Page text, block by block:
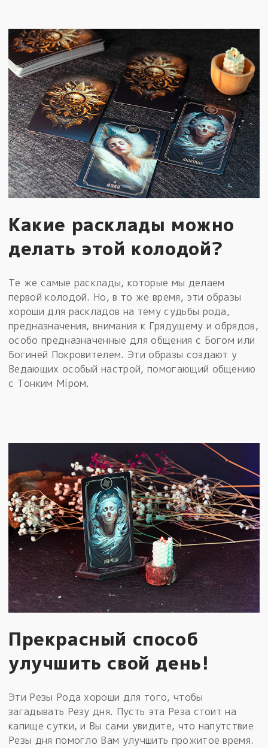
Какие расклады можно
делать этой колодой?
Те же самые расклады, которые мы делаем
первой колодой. Но, в то же время, эти образы
хороши для раскладов на тему судьбы рода,
предназначения, внимания к Грядущему и обрядов,
особо предназначенные для общения с Богом или
Богиней Покровителем. Эти образы создают у
Ведающих особый настрой, помогающий общению
с Тонким Мiром.
Прекрасный способ
улучшить свой день!
Эти Резы Рода хороши для того, чтобы
загадывать Резу дня. Пусть эта Реза стоит на
капище сутки, и Вы сами увидите, что напутствие
Резы дня помогло Вам улучшить прожитое время.